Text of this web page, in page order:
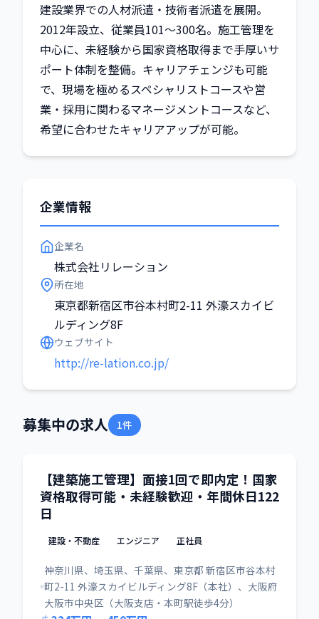
建設業界での人材派遣・技術者派遣を展開。
2012年設立、従業員101〜300名。施工管理を
中心に、未経験から国家資格取得まで手厚いサ
ポート体制を整備。キャリアチェンジも可能
で、現場を極めるスペシャリストコースや営
業・採用に関わるマネージメントコースなど、
希望に合わせたキャリアアップが可能。
企業情報
企業名
株式会社リレーション
所在地
東京都新宿区市谷本村町2-11 外濠スカイビ
ルディング8F
ウェブサイト
http://re-lation.co.jp/
募集中の求人 1件
【建築施工管理】面接1回で即内定！国家
資格取得可能・未経験歓迎・年間休日122
日
建設・不動産 エンジニア 正社員
神奈川県、埼玉県、千葉県、東京都 新宿区市谷本村
町2-11 外濠スカイビルディング8F（本社）、大阪府
大阪市中央区（大阪支店・本町駅徒歩4分）